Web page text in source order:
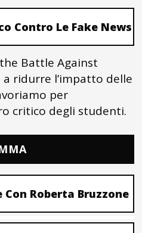
Contro Le Fake News
Battle Against
ridurre l’impatto delle
per
critico degli studenti.
Roberta Bruzzone